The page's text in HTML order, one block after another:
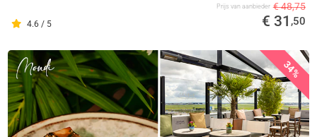
4.6 / 5
Prijs van aanbieder € 48,75
€ 31 ,50
34%